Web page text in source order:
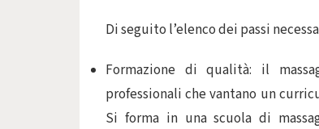
Di seguito l’elenco dei passi
Formazione di qualità: il
professionali che vantano un
Si forma in una scuola di